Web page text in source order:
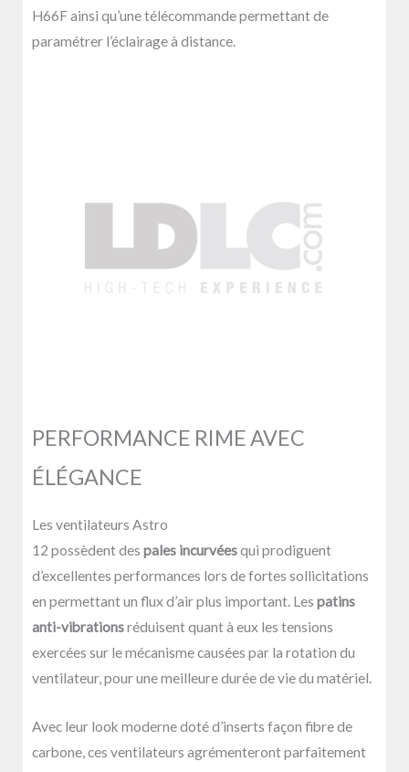
H66F ainsi qu’une télécommande permettant de
paramétrer l’éclairage à distance.
PERFORMANCE RIME AVEC
ÉLÉGANCE
Les ventilateurs Astro
12 possèdent des pales incurvéesqui prodiguent
d’excellentes performances lors de fortes sollicitations
en permettant un flux d’air plus important. Les patins
anti-vibrationsréduisent quant à eux les tensions
exercées sur le mécanisme causées par la rotation du
ventilateur, pour une meilleure durée de vie du matériel.
Avec leur look moderne doté d’inserts façon fibre de
carbone, ces ventilateurs agrémenteront parfaitement